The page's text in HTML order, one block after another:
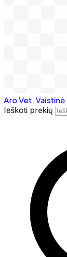
Aro Vet. Vaistinė
Ieškoti prekių